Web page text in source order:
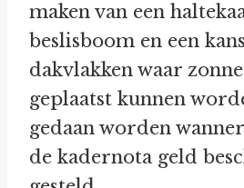
maken van een
beslisboom en een
dakvlakken waar
geplaatst kunnen
gedaan worden
de kadernota geld